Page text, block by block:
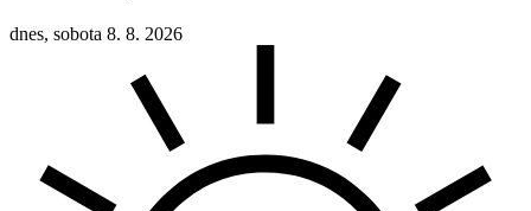
dnes, sobota 8. 8. 2026